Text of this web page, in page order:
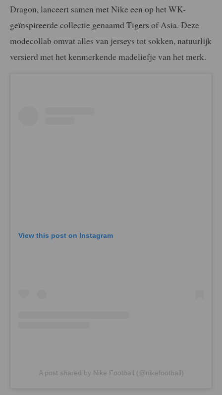
Dragon, lanceert samen met Nike een op het WK-
geïnspireerde collectie genaamd Tigers of Asia. Deze
modecollab omvat alles van jerseys tot sokken, natuurlijk
versierd met het kenmerkende madeliefje van het merk.
View this post on Instagram
A post shared by Nike Football (@nikefootball)